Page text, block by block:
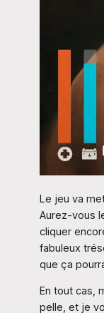
Le jeu va
Aurez-vous
cliquer
fabuleux
que ça
En tout cas,
pelle, et je